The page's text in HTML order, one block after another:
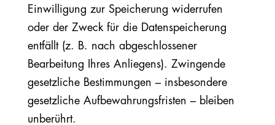
Einwilligung zur Speicherung widerrufen
oder der Zweck für die Datenspeicherung
entfällt (z. B. nach abgeschlossener
Bearbeitung Ihres Anliegens). Zwingende
gesetzliche Bestimmungen – insbesondere
gesetzliche Aufbewahrungsfristen – bleiben
unberührt.